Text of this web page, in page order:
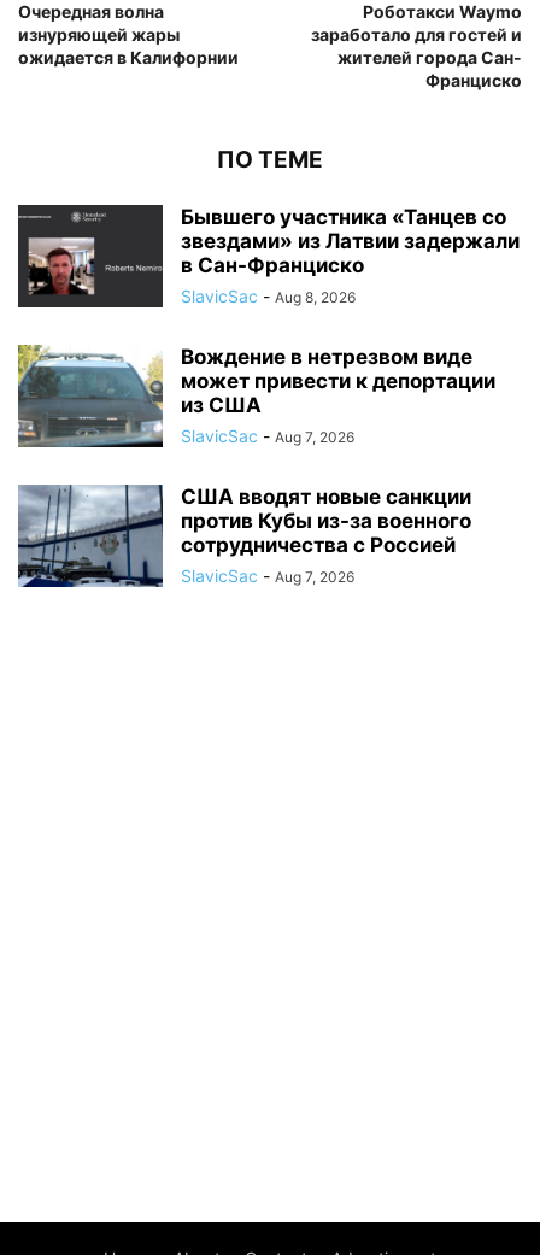
Очередная волна
изнуряющей жары
ожидается в Калифорнии
Роботакси Waymo
заработало для гостей и
жителей города Сан-
Франциско
ПО ТЕМЕ
Бывшего участника «Танцев со
звездами» из Латвии задержали
в Сан-Франциско
SlavicSac - Aug 8, 2026
Вождение в нетрезвом виде
может привести к депортации
из США
SlavicSac - Aug 7, 2026
США вводят новые санкции
против Кубы из-за военного
сотрудничества с Россией
SlavicSac - Aug 7, 2026